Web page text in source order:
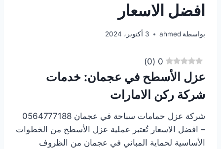
افضل الاسعار
بواسطة ahmed 3 أكتوبر، 2024
0
(
0
)
عزل الأسطح في عجمان: خدمات
شركة ركن الامارات
شركة عزل حمامات سباحة في عجمان 0564777188
– افضل الاسعار تُعتبر عملية عزل الأسطح من الخطوات
الأساسية لحماية المباني في عجمان من الظروف